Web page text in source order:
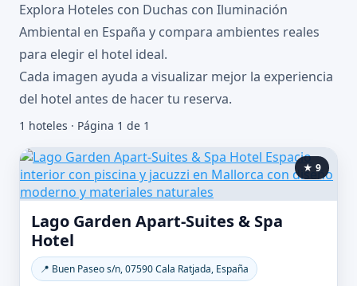
Explora Hoteles con Duchas con Iluminación
Ambiental en España y compara ambientes reales
para elegir el hotel ideal.
Cada imagen ayuda a visualizar mejor la experiencia
del hotel antes de hacer tu reserva.
1 hoteles · Página 1 de 1
★ 9
Lago Garden Apart-Suites & Spa
Hotel
📍 Buen Paseo s/n, 07590 Cala Ratjada, España